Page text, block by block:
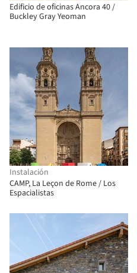
Edificio de oficinas Ancora 40 /
Buckley Gray Yeoman
Instalación
CAMP, La Leçon de Rome / Los
Espacialistas